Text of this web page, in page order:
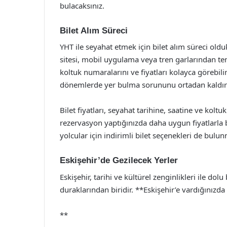
bulacaksınız.
Bilet Alım Süreci
YHT ile seyahat etmek için bilet alım süreci
sitesi, mobil uygulama veya tren garlarından
koltuk numaralarını ve fiyatları kolayca
dönemlerde yer bulma sorununu ortadan
Bilet fiyatları, seyahat tarihine, saatine ve
rezervasyon yaptığınızda daha uygun fiyatlarla
yolcular için indirimli bilet seçenekleri de
Eskişehir’de Gezilecek Yerler
Eskişehir, tarihi ve kültürel zenginlikleri ile
duraklarından biridir. **Eskişehir’e
**